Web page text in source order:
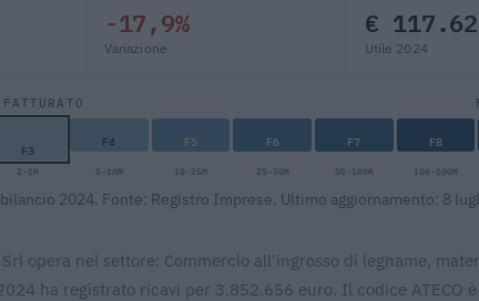
-17,9%
Variazione
€
Utile 2024
F3 F4 F5 F6 F7 F8
2-5M 5-10M 10-25M 25-50M 50-100M 100-500M
2024. Fonte: Registro Imprese. Ultimo aggiornamento: 8
opera nel settore: Commercio all'ingrosso di legname,
ha registrato ricavi per 3.852.656 euro. Il codice ATECO